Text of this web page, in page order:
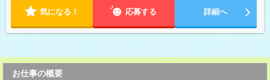
気になる！ 応募する 詳細へ
お仕事の概要